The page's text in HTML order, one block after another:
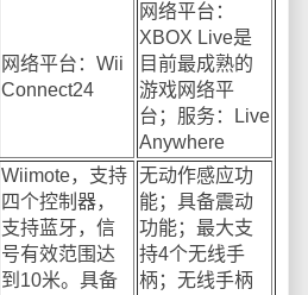
网络平台：Wii
Connect24
网络平台：
XBOX Live是
目前最成熟的
游戏网络平
台；服务：Live
Anywhere
Wiimote，支持
四个控制器，
支持蓝牙，信
号有效范围达
到10米。具备
无动作感应功
能；具备震动
功能；最大支
持4个无线手
柄；无线手柄